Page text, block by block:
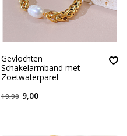
Gevlochten
Schakelarmband met
Zoetwaterparel
19,90 9,00